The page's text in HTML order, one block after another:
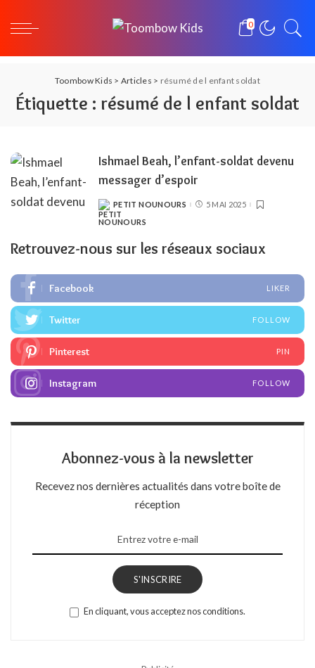
0
Toombow Kids > Articles > résumé de l enfant soldat
Étiquette : résumé de l enfant soldat
Ishmael Beah, l’enfant-soldat devenu
messager d’espoir
POSTED
BY
PETIT NOUNOURS 5 MAI 2025
Retrouvez-nous sur les réseaux sociaux
Facebook LIKER
Twitter FOLLOW
Pinterest PIN
Instagram FOLLOW
Abonnez-vous à la newsletter
Recevez nos dernières actualités dans votre boîte de
réception
S'INSCRIRE
En cliquant, vous acceptez nos conditions.